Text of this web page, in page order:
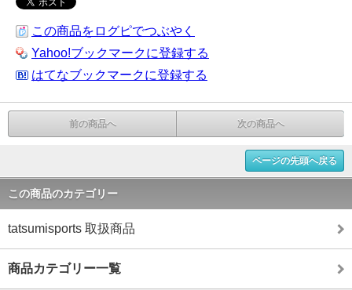
この商品をログピでつぶやく
Yahoo!ブックマークに登録する
はてなブックマークに登録する
前の商品へ 次の商品へ
ページの先頭へ戻る
この商品のカテゴリー
tatsumisports 取扱商品
商品カテゴリー一覧